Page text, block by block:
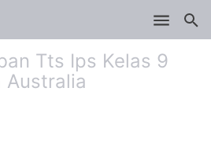
Tts Ips Kelas 9
Australia